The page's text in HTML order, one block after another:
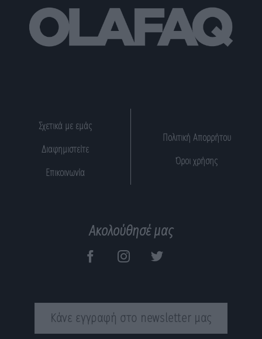
Σχετικά με εμάς
Διαφημιστείτε
Επικοινωνία
Πολιτική Απορρήτου
Όροι χρήσης
Ακολούθησέ μας
Κάνε εγγραφή στο newsletter μας